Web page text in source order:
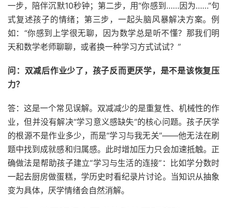
一步，陪伴沉默10秒钟；第二步，用“你感到……因为……”句
式复述孩子的情绪；第三步，一起头脑风暴解决方案。例
如：“你感到上学很无聊，因为数学总是听不懂？那我们明
天和数学老师聊聊，或者换一种学习方式试试？”
问：双减后作业少了，孩子反而更厌学，是不是该恢复压
力？
答：这是一个常见误解。双减减少的是重复性、机械性的作
业，但并没有解决“学习意义感缺失”的核心问题。孩子厌学
的根源不是作业多少，而是“学习与我无关”——他无法在刷
题中找到成就感和归属感。此时增加压力只会加速抵触。正
确做法是帮助孩子建立“学习与生活的连接”：比如学分数时
一起去厨房做蛋糕，学历史时看纪录片讨论。当知识从抽象
变为具体，厌学情绪会自然消解。